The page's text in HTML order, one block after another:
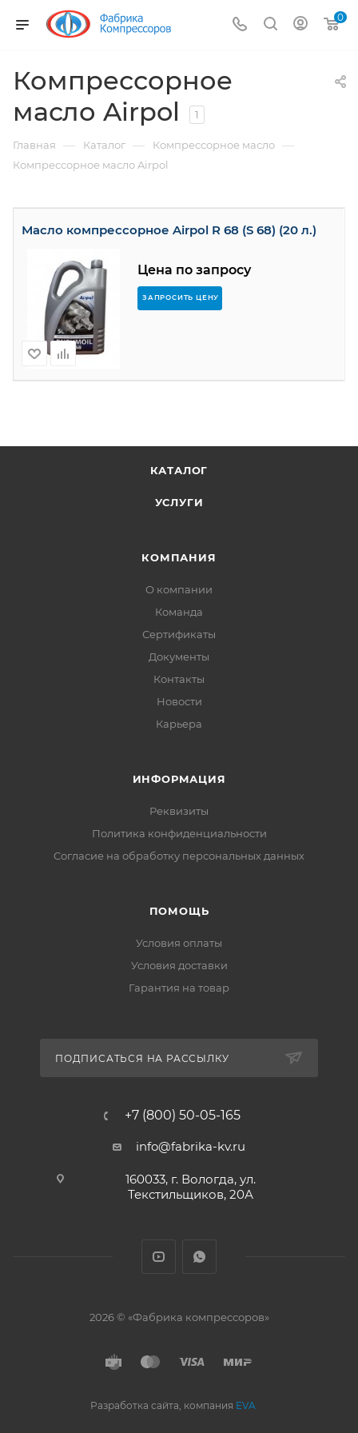
0
Компрессорное
масло Airpol
1
Главная — Каталог — Компрессорное масло —
Компрессорное масло Airpol
Масло компрессорное Airpol R 68 (S 68) (20 л.)
Цена по запросу
ЗАПРОСИТЬ ЦЕНУ
КАТАЛОГ
УСЛУГИ
КОМПАНИЯ
О компании
Команда
Сертификаты
Документы
Контакты
Новости
Карьера
ИНФОРМАЦИЯ
Реквизиты
Политика конфиденциальности
Cогласие на обработку персональных данных
ПОМОЩЬ
Условия оплаты
Условия доставки
Гарантия на товар
ПОДПИСАТЬСЯ НА РАССЫЛКУ
+7 (800) 50-05-165
info@fabrika-kv.ru
160033, г. Вологда, ул.
Текстильщиков, 20А
2026 © «Фабрика компрессоров»
Разработка сайта, компания EVA